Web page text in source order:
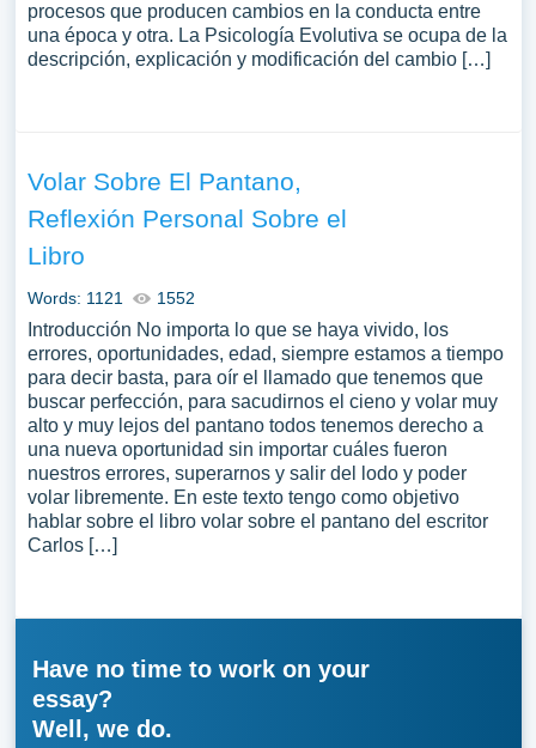
procesos que producen cambios en la conducta entre
una época y otra. La Psicología Evolutiva se ocupa de la
descripción, explicación y modificación del cambio […]
Volar Sobre El Pantano,
Reflexión Personal Sobre el
Libro
Words: 1121 1552
Introducción No importa lo que se haya vivido, los
errores, oportunidades, edad, siempre estamos a tiempo
para decir basta, para oír el llamado que tenemos que
buscar perfección, para sacudirnos el cieno y volar muy
alto y muy lejos del pantano todos tenemos derecho a
una nueva oportunidad sin importar cuáles fueron
nuestros errores, superarnos y salir del lodo y poder
volar libremente. En este texto tengo como objetivo
hablar sobre el libro volar sobre el pantano del escritor
Carlos […]
Have no time to work on your
essay?
Well, we do.